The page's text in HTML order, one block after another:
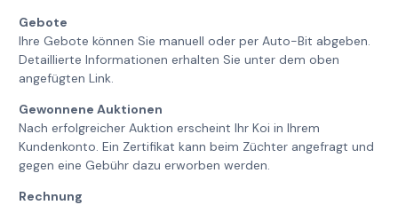
Gebote
Ihre Gebote können Sie manuell oder per Auto-Bit abgeben.
Detaillierte Informationen erhalten Sie unter dem oben
angefügten Link.
Gewonnene Auktionen
Nach erfolgreicher Auktion erscheint Ihr Koi in Ihrem
Kundenkonto. Ein Zertifikat kann beim Züchter angefragt und
gegen eine Gebühr dazu erworben werden.
Rechnung